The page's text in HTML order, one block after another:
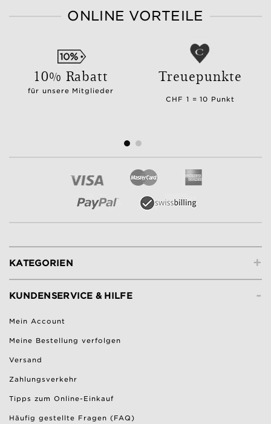
ONLINE VORTEILE
10% Rabatt
für unsere Mitglieder
Treuepunkte
CHF 1 = 10 Punkt
+
KATEGORIEN
-
KUNDENSERVICE & HILFE
Mein Account
Meine Bestellung verfolgen
Versand
Zahlungsverkehr
Tipps zum Online-Einkauf
Häufig gestellte Fragen (FAQ)